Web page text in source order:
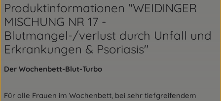
Produktinformationen "WEIDINGER
MISCHUNG NR 17 -
Blutmangel-/verlust durch Unfall und
Erkrankungen & Psoriasis"
Der Wochenbett-Blut-Turbo
Für alle Frauen im Wochenbett, bei sehr tiefgreifendem